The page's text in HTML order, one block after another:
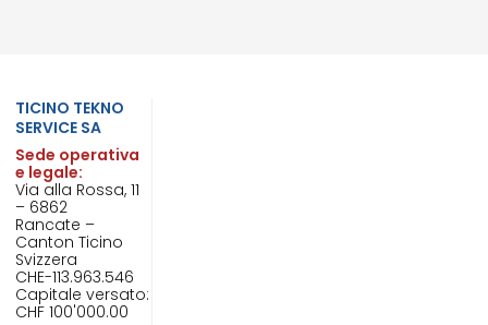
TICINO TEKNO
SERVICE SA
Sede operativa
e legale:
Via alla Rossa, 11
– 6862
Rancate –
Canton Ticino
Svizzera
CHE-113.963.546
Capitale versato:
CHF 100'000.00